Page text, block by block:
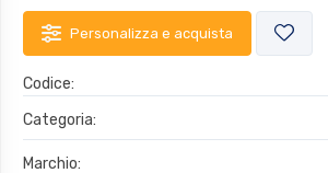
Personalizza e acquista
Codice:
Categoria:
Marchio: